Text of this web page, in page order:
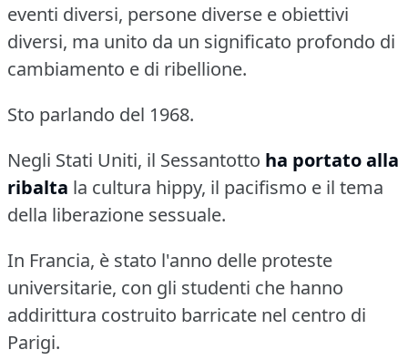
eventi diversi, persone diverse e obiettivi
diversi, ma unito da un significato profondo di
cambiamento e di ribellione.
Sto parlando del 1968.
Negli Stati Uniti, il Sessantotto ha portato alla
ribalta la cultura hippy, il pacifismo e il tema
della liberazione sessuale.
In Francia, è stato l'anno delle proteste
universitarie, con gli studenti che hanno
addirittura costruito barricate nel centro di
Parigi.